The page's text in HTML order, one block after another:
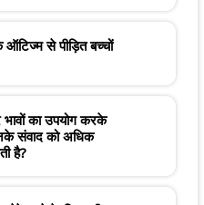
से पीड़ित बच्चों
का उपयोग करके
संवाद को अधिक
है?